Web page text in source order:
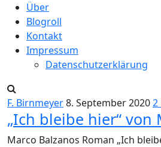
Über
Blogroll
Kontakt
Impressum
Datenschutzerklärung
F. Birnmeyer8. September 20202
„Ich bleibe hier“ von
Marco Balzanos Roman „Ich